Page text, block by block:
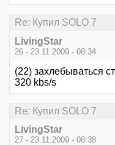
Re: Купил SOLO 7
LivingStar
26 - 23.11.2009 - 08:34
(22) захлебываться
320 kbs/s
Re: Купил SOLO 7
LivingStar
27 - 23.11.2009 - 08:38